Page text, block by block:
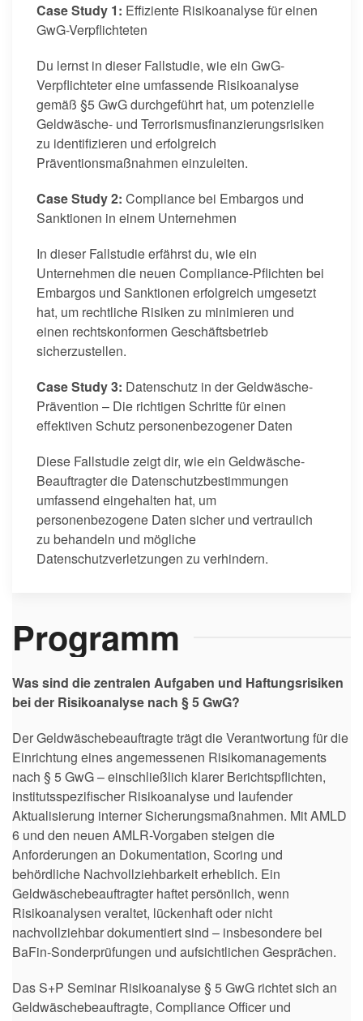
Case Study 1: Effiziente Risikoanalyse für einen
GwG-Verpflichteten
Du lernst in dieser Fallstudie, wie ein GwG-
Verpflichteter eine umfassende Risikoanalyse
gemäß §5 GwG durchgeführt hat, um potenzielle
Geldwäsche- und Terrorismusfinanzierungsrisiken
zu identifizieren und erfolgreich
Präventionsmaßnahmen einzuleiten.
Case Study 2: Compliance bei Embargos und
Sanktionen in einem Unternehmen
In dieser Fallstudie erfährst du, wie ein
Unternehmen die neuen Compliance-Pflichten bei
Embargos und Sanktionen erfolgreich umgesetzt
hat, um rechtliche Risiken zu minimieren und
einen rechtskonformen Geschäftsbetrieb
sicherzustellen.
Case Study 3: Datenschutz in der Geldwäsche-
Prävention – Die richtigen Schritte für einen
effektiven Schutz personenbezogener Daten
Diese Fallstudie zeigt dir, wie ein Geldwäsche-
Beauftragter die Datenschutzbestimmungen
umfassend eingehalten hat, um
personenbezogene Daten sicher und vertraulich
zu behandeln und mögliche
Datenschutzverletzungen zu verhindern.
Programm
Was sind die zentralen Aufgaben und Haftungsrisiken
bei der Risikoanalyse nach § 5 GwG?
Der Geldwäschebeauftragte trägt die Verantwortung für die
Einrichtung eines angemessenen Risikomanagements
nach § 5 GwG – einschließlich klarer Berichtspflichten,
institutsspezifischer Risikoanalyse und laufender
Aktualisierung interner Sicherungsmaßnahmen. Mit AMLD
6 und den neuen AMLR-Vorgaben steigen die
Anforderungen an Dokumentation, Scoring und
behördliche Nachvollziehbarkeit erheblich. Ein
Geldwäschebeauftragter haftet persönlich, wenn
Risikoanalysen veraltet, lückenhaft oder nicht
nachvollziehbar dokumentiert sind – insbesondere bei
BaFin-Sonderprüfungen und aufsichtlichen Gesprächen.
Das S+P Seminar Risikoanalyse § 5 GwG richtet sich an
Geldwäschebeauftragte, Compliance Officer und